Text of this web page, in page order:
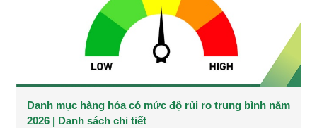
Danh mục hàng hóa có mức độ rủi ro trung bình năm
2026 | Danh sách chi tiết